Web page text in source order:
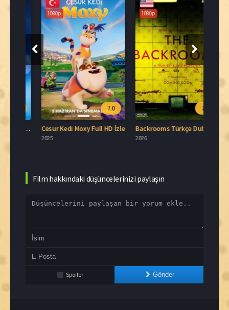
7.0
Cesur Kedi Moxy Full HD İzle
1080p
7.1
Backrooms Türkçe Dublaj İzle
Film hakkındaki düşüncelerinizi paylaşın
Spoiler Gönder